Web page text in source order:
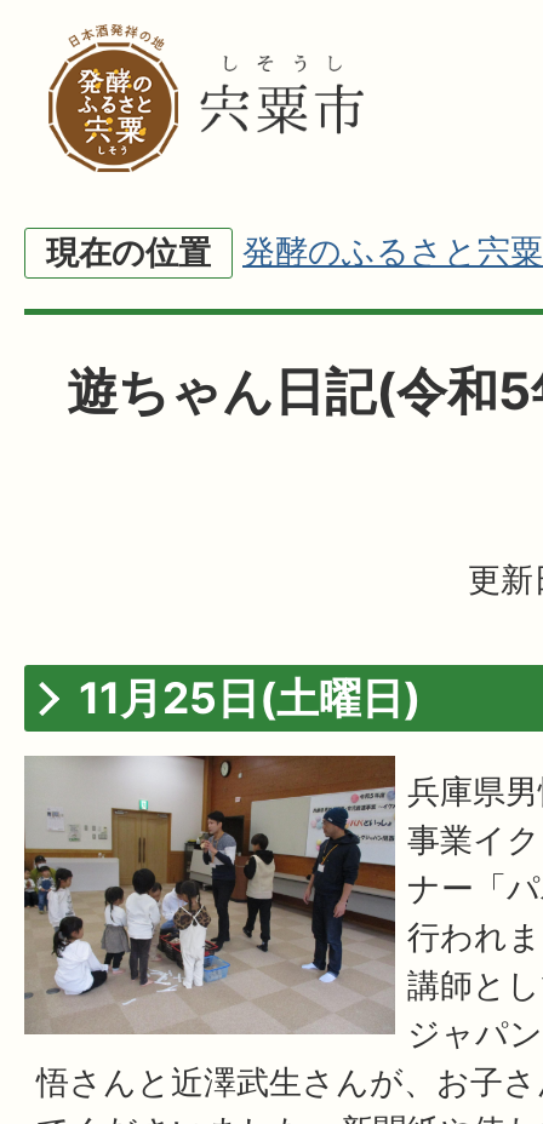
現在の位置 発酵のふるさと宍粟
遊ちゃん日記(令和5
更
11月25日(土曜日)
兵庫県
事業イ
ナー「
行われ
講師と
ジャパ
悟さんと近澤武生さんが、お子